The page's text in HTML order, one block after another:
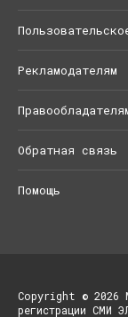
Рекламодателям
Обратная связь
Помощь
Copyright © 2026
регистрации СМИ